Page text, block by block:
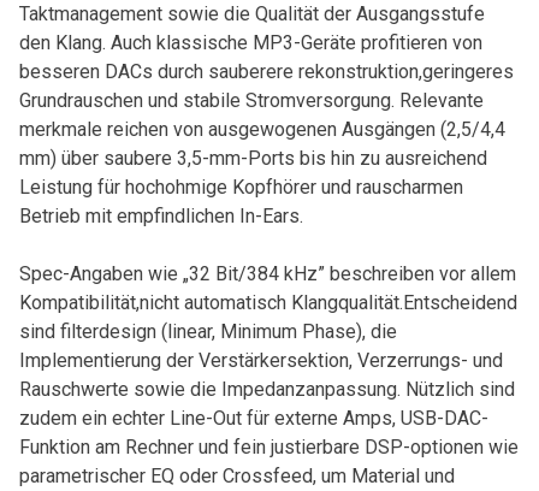
Taktmanagement sowie ⁤die Qualität der Ausgangsstufe
den Klang. Auch klassische MP3-Geräte‌ profitieren von​
besseren DACs durch sauberere rekonstruktion,geringeres
Grundrauschen und stabile Stromversorgung. Relevante
merkmale reichen von ausgewogenen Ausgängen (2,5/4,4
mm) über saubere 3,5-mm-Ports bis hin zu ausreichend
Leistung für hochohmige Kopfhörer und rauscharmen
Betrieb mit empfindlichen In-Ears.
Spec-Angaben wie „32 ⁤Bit/384 kHz”‍ beschreiben ⁣vor allem
Kompatibilität,nicht automatisch Klangqualität.Entscheidend
sind filterdesign (linear, Minimum Phase), die
Implementierung der ​Verstärkersektion, Verzerrungs- und
Rauschwerte sowie die Impedanzanpassung. Nützlich sind
zudem ein echter Line-Out für externe Amps, USB-DAC-
Funktion am Rechner ‍und fein justierbare DSP-optionen wie
parametrischer EQ oder Crossfeed, um Material und